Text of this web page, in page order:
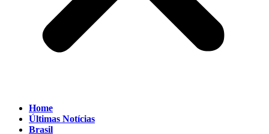
Home
Últimas Notícias
Brasil